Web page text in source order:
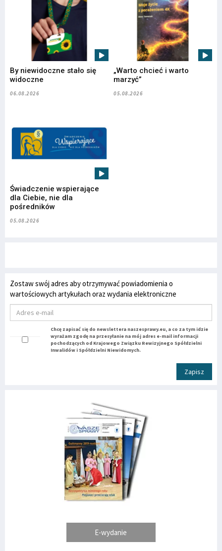
By niewidoczne stało się
widoczne
06.08.2026
„Warto chcieć i warto
marzyć”
05.08.2026
Świadczenie wspierające
dla Ciebie, nie dla
pośredników
05.08.2026
Zostaw swój adres aby otrzymywać powiadomienia o
wartościowych artykułach oraz wydania elektroniczne
Chcę zapisać się do newslettera naszesprawy.eu, a co za tym idzie
wyrażam zgodę na przesyłanie na mój adres e-mail informacji
pochodzących od Krajowego Związku Rewizyjnego Spółdzielni
Inwalidów i Spółdzielni Niewidomych.
Zapisz
E-wydanie